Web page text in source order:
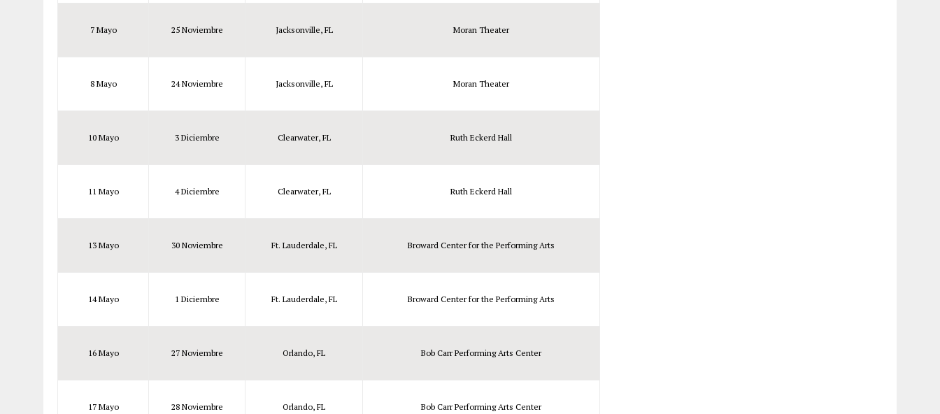
7 Mayo 25 Noviembre Jacksonville, FL Moran Theater
8 Mayo 24 Noviembre Jacksonville, FL Moran Theater
10 Mayo 3 Diciembre Clearwater, FL Ruth Eckerd Hall
11 Mayo 4 Diciembre Clearwater, FL Ruth Eckerd Hall
13 Mayo 30 Noviembre Ft. Lauderdale, FL Broward Center for the Performing Arts
14 Mayo 1 Diciembre Ft. Lauderdale, FL Broward Center for the Performing Arts
16 Mayo 27 Noviembre Orlando, FL Bob Carr Performing Arts Center
17 Mayo 28 Noviembre Orlando, FL Bob Carr Performing Arts Center